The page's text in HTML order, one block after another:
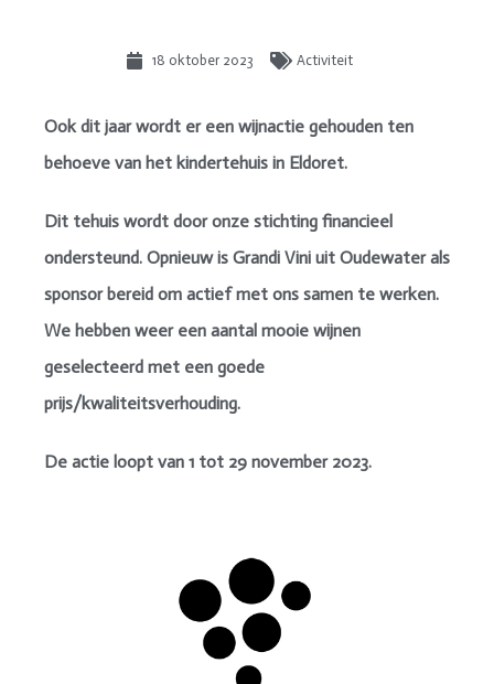
18 oktober 2023 Activiteit
Ook dit jaar wordt er een wijnactie gehouden ten
behoeve van het kindertehuis in Eldoret.
Dit tehuis wordt door onze stichting financieel
ondersteund. Opnieuw is Grandi Vini uit Oudewater als
sponsor bereid om actief met ons samen te werken.
We hebben weer een aantal mooie wijnen
geselecteerd met een goede
prijs/kwaliteitsverhouding.
De actie loopt van 1 tot 29 november 2023.